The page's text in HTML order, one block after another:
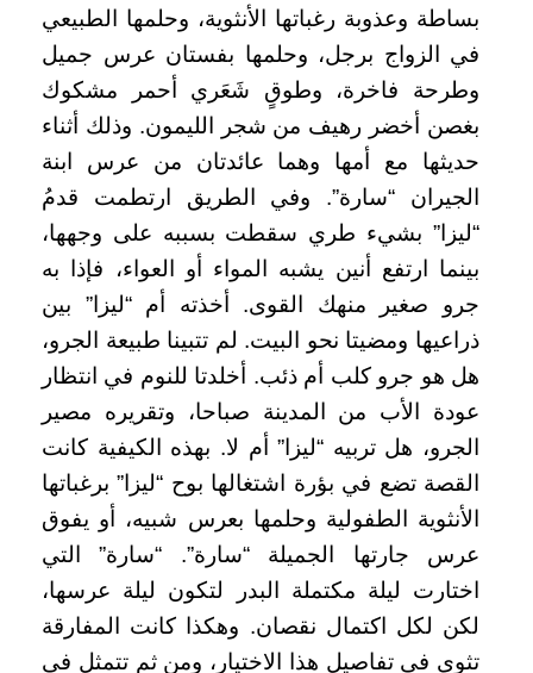
بساطة وعذوبة رغباتها الأنثوية، وحلمها الطبيعي
في الزواج برجل، وحلمها بفستان عرس جميل
وطرحة فاخرة، وطوقٍ شَعَري أحمر مشكوك
بغصن أخضر رهيف من شجر الليمون. وذلك أثناء
حديثها مع أمها وهما عائدتان من عرس ابنة
الجيران “سارة”. وفي الطريق ارتطمت قدمُ
“ليزا” بشيء طري سقطت بسببه على وجهها،
بينما ارتفع أنين يشبه المواء أو العواء، فإذا به
جرو صغير منهك القوى. أخذته أم “ليزا” بين
ذراعيها ومضيتا نحو البيت. لم تتبينا طبيعة الجرو،
هل هو جرو كلب أم ذئب. أخلدتا للنوم في انتظار
عودة الأب من المدينة صباحا، وتقريره مصير
الجرو، هل تربيه “ليزا” أم لا. بهذه الكيفية كانت
القصة تضع في بؤرة اشتغالها بوح “ليزا” برغباتها
الأنثوية الطفولية وحلمها بعرس شبيه، أو يفوق
عرس جارتها الجميلة “سارة”. “سارة” التي
اختارت ليلة مكتملة البدر لتكون ليلة عرسها،
لكن لكل اكتمال نقصان. وهكذا كانت المفارقة
تثوي في تفاصيل هذا الاختيار، ومن ثم تتمثل في